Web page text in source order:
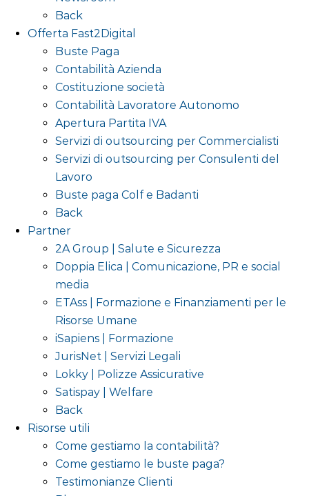
Back
Offerta Fast2Digital
Buste Paga
Contabilità Azienda
Costituzione società
Contabilità Lavoratore Autonomo
Apertura Partita IVA
Servizi di outsourcing per Commercialisti
Servizi di outsourcing per Consulenti del
Lavoro
Buste paga Colf e Badanti
Back
Partner
2A Group | Salute e Sicurezza
Doppia Elica | Comunicazione, PR e social
media
ETAss | Formazione e Finanziamenti per le
Risorse Umane
iSapiens | Formazione
JurisNet | Servizi Legali
Lokky | Polizze Assicurative
Satispay | Welfare
Back
Risorse utili
Come gestiamo la contabilità?
Come gestiamo le buste paga?
Testimonianze Clienti